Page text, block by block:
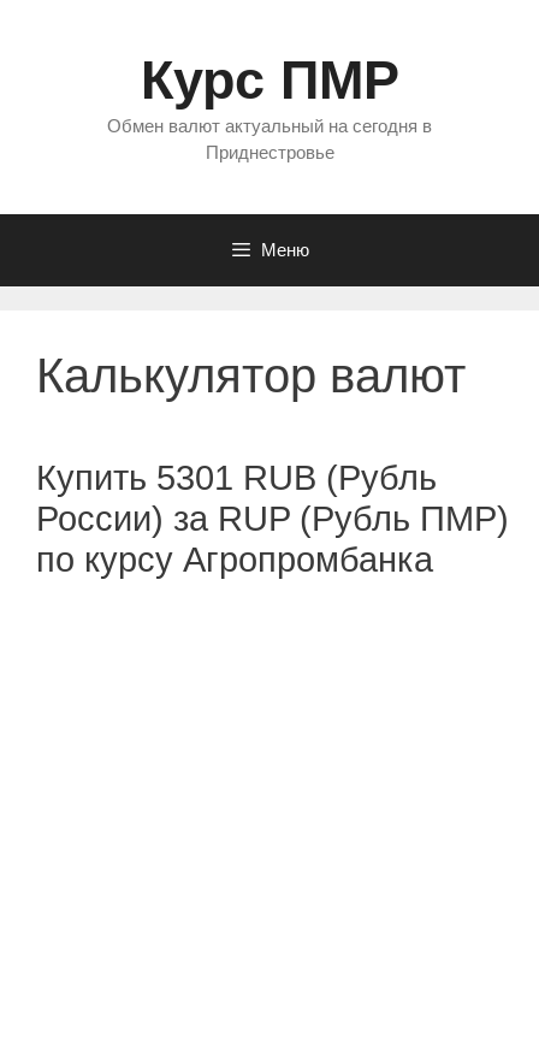
Курс ПМР
Обмен валют актуальный на сегодня в
Приднестровье
Меню
Калькулятор валют
Купить 5301 RUB (Рубль
России) за RUP (Рубль ПМР)
по курсу Агропромбанка